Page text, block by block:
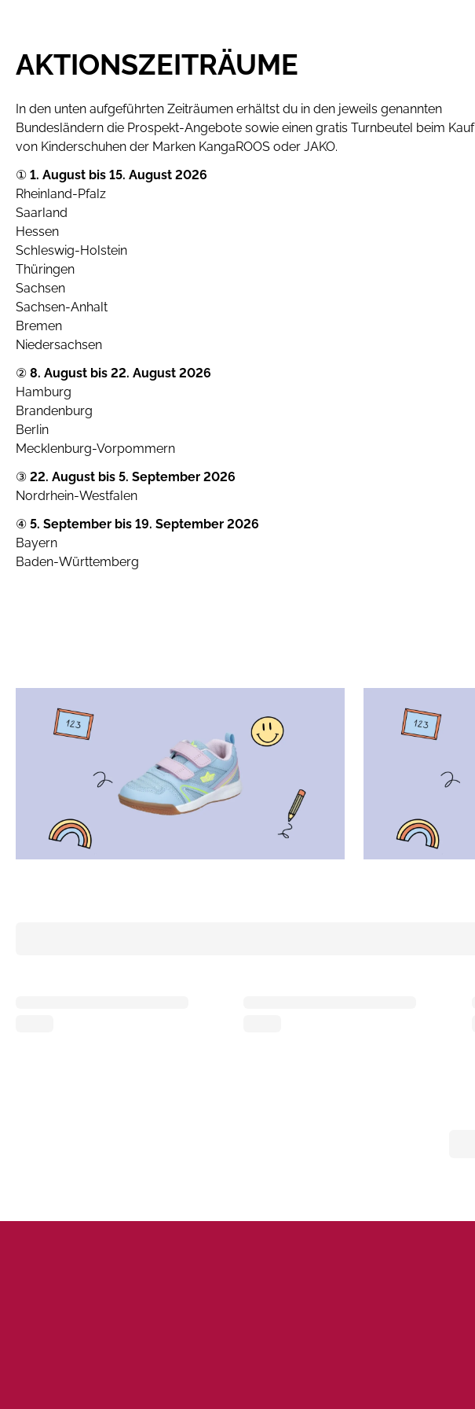
AKTIONSZEITRÄUME
In den unten aufgeführten Zeiträumen erhältst du in den jeweils genannten
Bundesländern die Prospekt-Angebote sowie einen gratis Turnbeutel beim Kauf
von Kinderschuhen der Marken KangaROOS oder JAKO.
① 1. August bis 15. August 2026
Rheinland-Pfalz
Saarland
Hessen
Schleswig-Holstein
Thüringen
Sachsen
Sachsen-Anhalt
Bremen
Niedersachsen
② 8. August bis 22. August 2026
Hamburg
Brandenburg
Berlin
Mecklenburg-Vorpommern
③ 22. August bis 5. September 2026
Nordrhein-Westfalen
④ 5. September bis 19. September 2026
Bayern
Baden-Württemberg